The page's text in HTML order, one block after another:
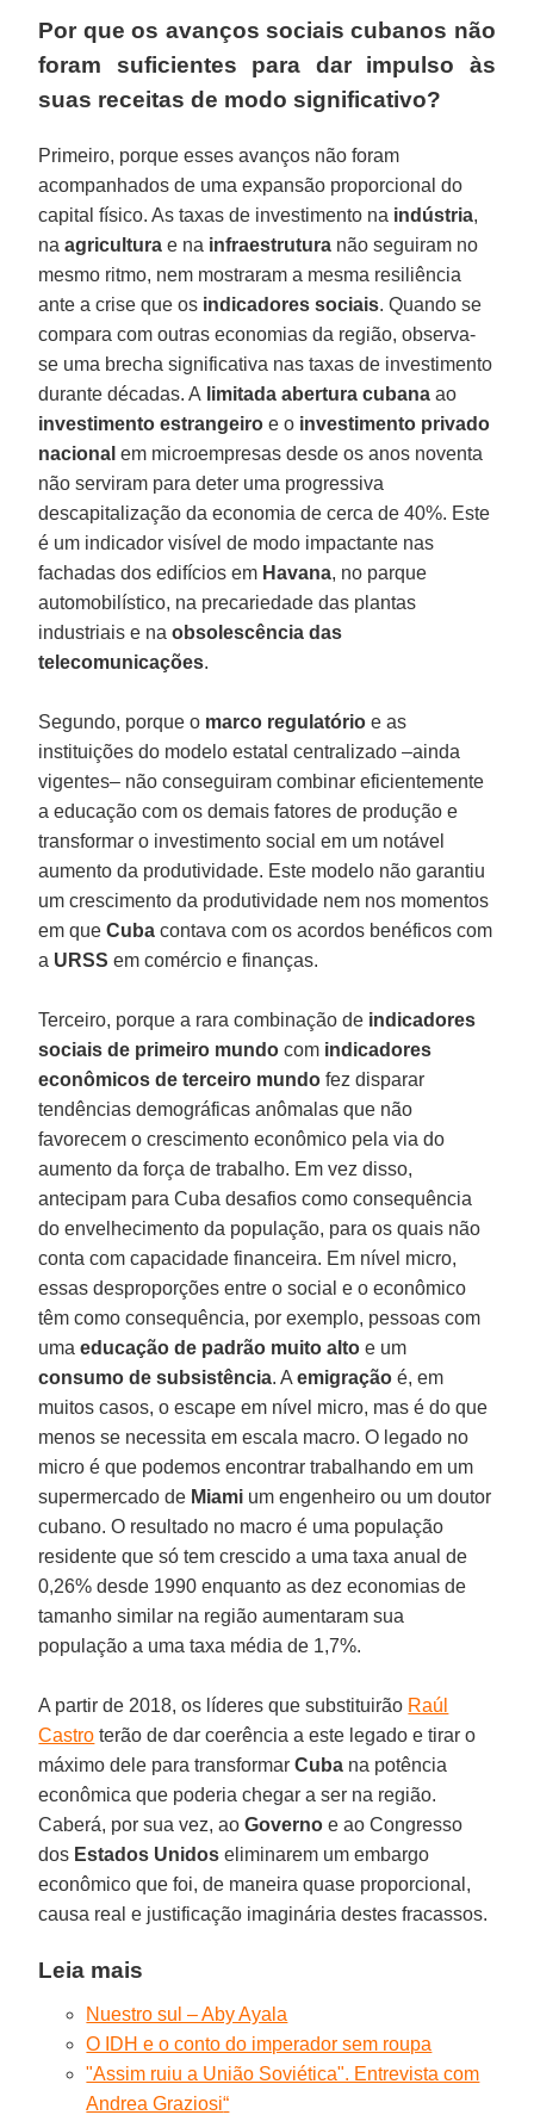
Por que os avanços sociais cubanos não
foram suficientes para dar impulso às
suas receitas de modo significativo?
Primeiro, porque esses avanços não foram
acompanhados de uma expansão proporcional do
capital físico. As taxas de investimento na indústria,
naagricultura e na infraestrutura não seguiram no
mesmo ritmo, nem mostraram a mesma resiliência
ante a crise que os indicadores sociais. Quando se
compara com outras economias da região, observa-
se uma brecha significativa nas taxas de investimento
durante décadas. A limitada abertura cubana ao
investimento estrangeiro e o investimento privado
nacional em microempresas desde os anos noventa
não serviram para deter uma progressiva
descapitalização da economia de cerca de 40%. Este
é um indicador visível de modo impactante nas
fachadas dos edifícios em Havana, no parque
automobilístico, na precariedade das plantas
industriais e naobsolescência das
telecomunicações.
Segundo, porque o marco regulatório e as
instituições do modelo estatal centralizado –ainda
vigentes– não conseguiram combinar eficientemente
a educação com os demais fatores de produção e
transformar o investimento social em um notável
aumento da produtividade. Este modelo não garantiu
um crescimento da produtividade nem nos momentos
em queCuba contava com os acordos benéficos com
a URSS em comércio e finanças.
Terceiro, porque a rara combinação de indicadores
sociais de primeiro mundo com indicadores
econômicos de terceiro mundo fez disparar
tendências demográficas anômalas que não
favorecem o crescimento econômico pela via do
aumento da força de trabalho. Em vez disso,
antecipam para Cuba desafios como consequência
do envelhecimento da população, para os quais não
conta com capacidade financeira. Em nível micro,
essas desproporções entre o social e o econômico
têm como consequência, por exemplo, pessoas com
umaeducação de padrão muito alto e um
consumo de subsistência. Aemigração é, em
muitos casos, o escape em nível micro, mas é do que
menos se necessita em escala macro. O legado no
micro é que podemos encontrar trabalhando em um
supermercado de Miami um engenheiro ou um doutor
cubano. O resultado no macro é uma população
residente que só tem crescido a uma taxa anual de
0,26% desde 1990 enquanto as dez economias de
tamanho similar na região aumentaram sua
população a uma taxa média de 1,7%.
A partir de 2018, os líderes que substituirão Raúl
Castro terão de dar coerência a este legado e tirar o
máximo dele para transformarCuba na potência
econômica que poderia chegar a ser na região.
Caberá, por sua vez, aoGoverno e ao Congresso
dos Estados Unidos eliminarem um embargo
econômico que foi, de maneira quase proporcional,
causa real e justificação imaginária destes fracassos.
Leia mais
Nuestro sul – Aby Ayala
O IDH e o conto do imperador sem roupa
"Assim ruiu a União Soviética". Entrevista com
Andrea Graziosi“